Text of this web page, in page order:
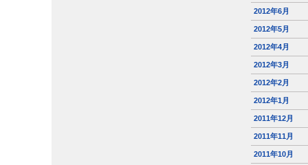
2012年6月
2012年5月
2012年4月
2012年3月
2012年2月
2012年1月
2011年12月
2011年11月
2011年10月